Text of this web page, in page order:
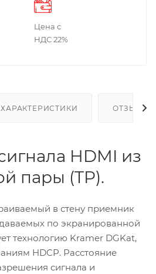
Цена с
НДС 22%
ХАРАКТЕРИСТИКИ ОТЗЫВЫ
HDMI из
пары (TP).
в стену приемник
по экранированной
технологию Kramer DGKat,
HDCP. Расстояние
сигнала и